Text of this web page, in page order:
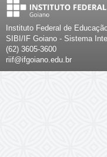
Instituto Federal de
SIBI/IF Goiano - Sistema
(62) 3605-3600
riif@ifgoiano.edu.br